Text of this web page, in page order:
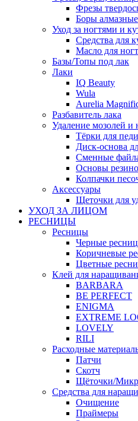
Фрезы
Боры алмазные
Уход за ногтями и
Средства для
Масло для
Базы/Топы под лак
Лаки
IQ Beauty
Wula
Aurelia
Разбавитель лака
Удаление мозолей и
Тёрки для
Диск-основа
Сменные
Основы
Колпачки
Аксессуары
Щеточки для
УХОД ЗА ЛИЦОМ
РЕСНИЦЫ
Ресницы
Черные
Коричневые
Цветные
Клей для
BARBARA
BE PERFECT
ENIGMA
EXTREME
LOVELY
RILI
Расходные
Патчи
Скотч
Щёточки/
Средства для
Очищение
Праймеры